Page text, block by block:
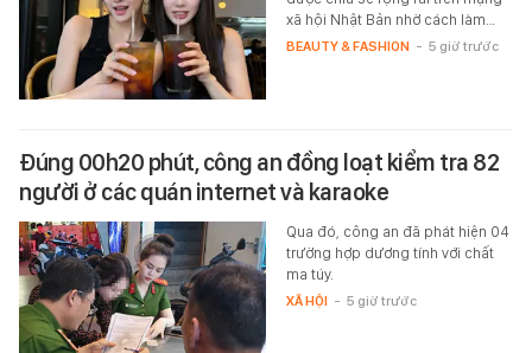
xã hội Nhật Bản nhờ cách làm…
BEAUTY & FASHION - 5 giờ trước
Đúng 00h20 phút, công an đồng loạt kiểm tra 82
người ở các quán internet và karaoke
Qua đó, công an đã phát hiện 04
trường hợp dương tính với chất
ma túy.
XÃ HỘI - 5 giờ trước